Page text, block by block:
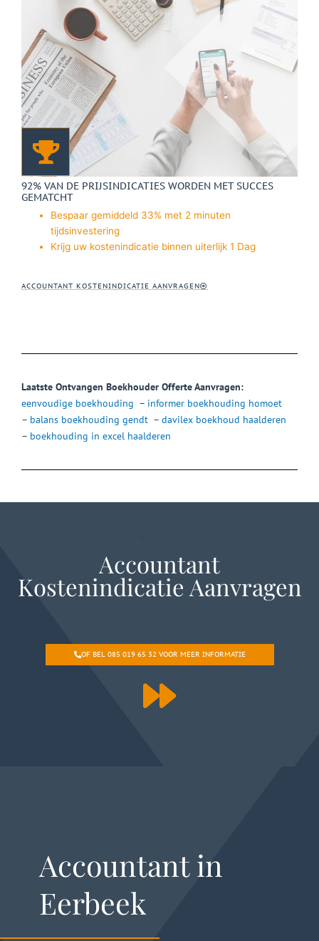
92% VAN DE PRIJSINDICATIES WORDEN MET SUCCES
GEMATCHT
Bespaar gemiddeld 33% met 2 minuten
tijdsinvestering
Krijg uw kostenindicatie binnen uiterlijk 1 Dag
ACCOUNTANT KOSTENINDICATIE AANVRAGEN
Laatste Ontvangen Boekhouder Offerte Aanvragen:
eenvoudige boekhouding – informer boekhouding homoet
– balans boekhouding gendt – davilex boekhoud haalderen
– boekhouding in excel haalderen
Accountant
Kostenindicatie Aanvragen
OF BEL 085 019 65 32 VOOR MEER INFORMATIE
Accountant in
Eerbeek